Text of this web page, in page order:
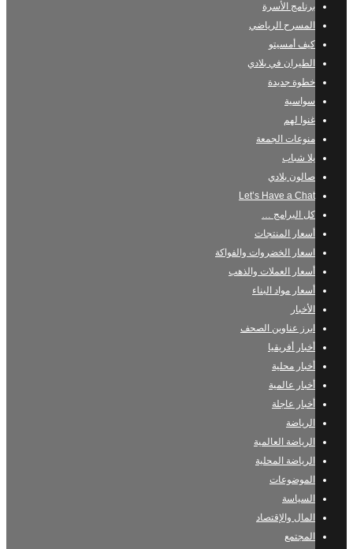
برنامج الأسرة
المسرح الرياضي
كيف أمسيتو
الطيران في بلادي
خطوة جديدة
سواسية
غنوا لهم
منوعات الجمعة
يلا شباب
صالون بلادي
Let’s Have a Chat
كل البرامج …
أسعار المنتجات
اسعار الخضروات والفواكة
أسعار العملات والذهب
أسعار مواد البناء
الأخبار
ابرز عناوين الصحف
أخبار أفريقيا
أخبار محلية
أخبار عالمية
أخبار عاجلة
الرياضة
الرياضة العالمية
الرياضة المحلية
الموضوعات
السياسة
المال والإقتصاد
المجتمع